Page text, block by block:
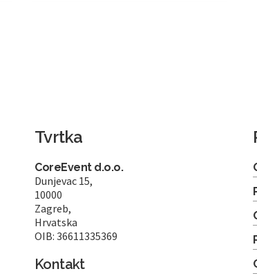
Tvrtka
CoreEvent d.o.o.
Dunjevac 15,
10000
Zagreb,
Hrvatska
OIB: 36611335369
Kontakt